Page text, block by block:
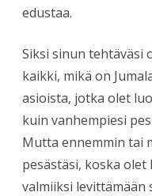
edustaa.
Siksi sinun tehtäväsi
kaikki, mikä on
asioista, jotka olet
kuin vanhempiesi
Mutta ennemmin tai
pesästäsi, koska
valmiiksi levittämään